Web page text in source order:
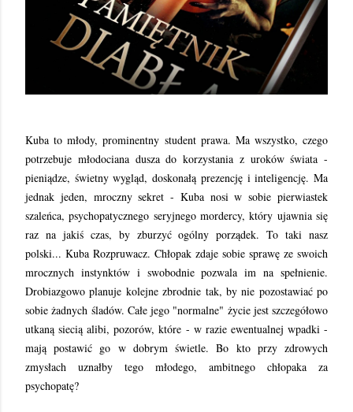
Kuba to młody, prominentny student prawa. Ma wszystko, czego
potrzebuje młodociana dusza do korzystania z uroków świata -
pieniądze, świetny wygląd, doskonałą prezencję i inteligencję. Ma
jednak jeden, mroczny sekret - Kuba nosi w sobie pierwiastek
szaleńca, psychopatycznego seryjnego mordercy, który ujawnia się
raz na jakiś czas, by zburzyć ogólny porządek. To taki nasz
polski... Kuba Rozpruwacz. Chłopak zdaje sobie sprawę ze swoich
mrocznych instynktów i swobodnie pozwala im na spełnienie.
Drobiazgowo planuje kolejne zbrodnie tak, by nie pozostawiać po
sobie żadnych śladów. Całe jego "normalne" życie jest szczegółowo
utkaną siecią alibi, pozorów, które - w razie ewentualnej wpadki -
mają postawić go w dobrym świetle. Bo kto przy zdrowych
zmysłach uznałby tego młodego, ambitnego chłopaka za
psychopatę?